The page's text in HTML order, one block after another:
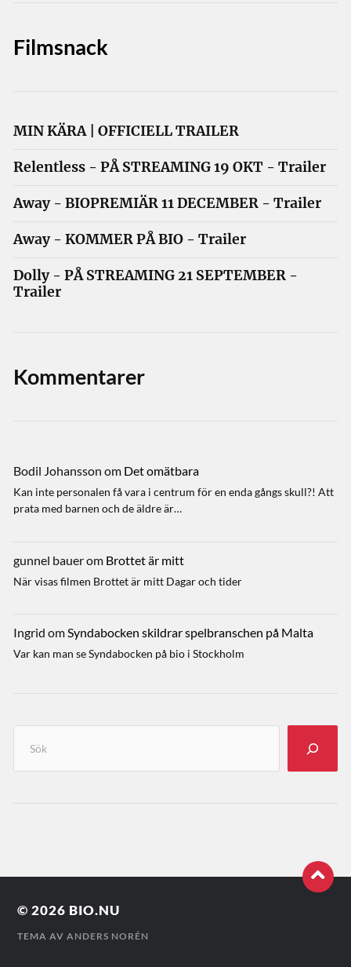
Filmsnack
MIN KÄRA | OFFICIELL TRAILER
Relentless - PÅ STREAMING 19 OKT - Trailer
Away - BIOPREMIÄR 11 DECEMBER - Trailer
Away - KOMMER PÅ BIO - Trailer
Dolly - PÅ STREAMING 21 SEPTEMBER -
Trailer
Kommentarer
Bodil Johansson om Det omätbara
Kan inte personalen få vara i centrum för en enda gångs skull?! Att
prata med barnen och de äldre är…
gunnel bauerom Brottet är mitt
När visas filmen Brottet är mitt Dagar och tider
Ingrid omSyndabocken skildrar spelbranschen på Malta
Var kan man se Syndabocken på bio i Stockholm
© 2026 BIO.NU
TEMA AVANDERS NORÉN